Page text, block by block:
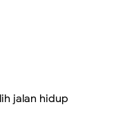
jalan hidup